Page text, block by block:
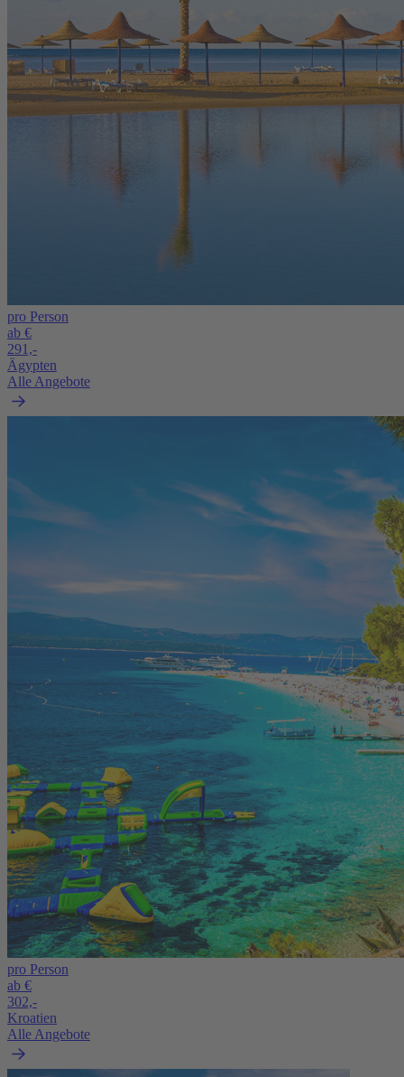
pro Person
ab €
291,-
Ägypten
Alle Angebote
pro Person
ab €
302,-
Kroatien
Alle Angebote